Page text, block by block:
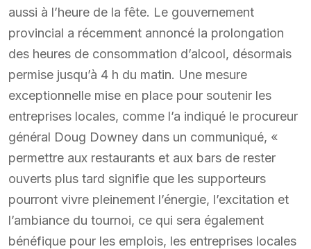
aussi à l’heure de la fête. Le gouvernement
provincial a récemment annoncé la prolongation
des heures de consommation d’alcool, désormais
permise jusqu’à 4 h du matin. Une mesure
exceptionnelle mise en place pour soutenir les
entreprises locales, comme l’a indiqué le procureur
général Doug Downey dans un communiqué, «
permettre aux restaurants et aux bars de rester
ouverts plus tard signifie que les supporteurs
pourront vivre pleinement l’énergie, l’excitation et
l’ambiance du tournoi, ce qui sera également
bénéfique pour les emplois, les entreprises locales